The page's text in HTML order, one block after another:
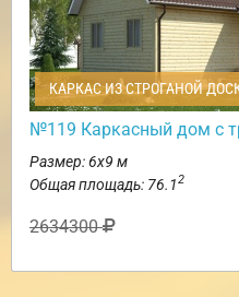
КАРКАС ИЗ СТРОГАНОЙ
№119 Каркасный дом с
Размер: 6х9 м
Общая площадь: 76.12
2634300